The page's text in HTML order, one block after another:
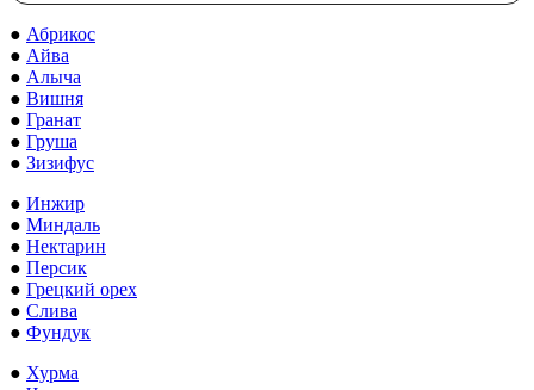
● Абрикос
● Айва
● Алыча
● Вишня
● Гранат
● Груша
● Зизифус
● Инжир
● Миндаль
● Нектарин
● Персик
● Грецкий орех
● Слива
● Фундук
● Хурма